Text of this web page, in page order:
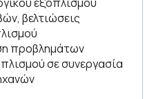
βελτιώσεις
προβλημάτων
σε συνεργασία